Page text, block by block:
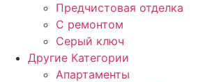
Предчистовая отделка
С ремонтом
Серый ключ
Другие Категории
Апартаменты